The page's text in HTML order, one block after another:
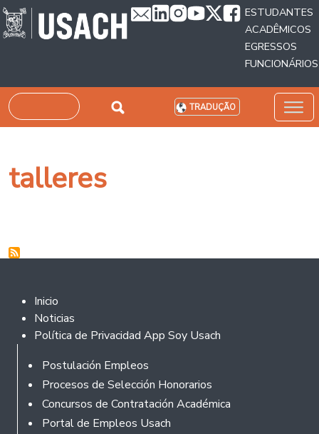
Passar para o conteúdo principal
ESTUDANTES
ACADÊMICOS
EGRESSOS
FUNCIONÁRIOS
Pesquisar TRADUÇÃO
talleres
Footer 2
Inicio
Noticias
Política de Privacidad App Soy Usach
Rodapé
Postulación Empleos
Procesos de Selección Honorarios
Concursos de Contratación Académica
Portal de Empleos Usach